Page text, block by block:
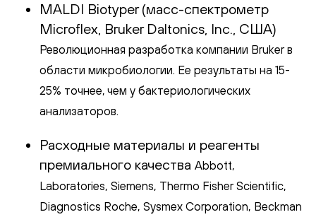
MALDI Biotyper (масс-спектрометр
Microflex, Bruker Daltonics, Inc., США)
Революционная разработка компании Bruker в
области микробиологии. Ее результаты на 15-
25% точнее, чем у бактериологических
анализаторов.
Расходные материалы и реагенты
премиального качества Abbott,
Laboratories, Siemens, Thermo Fisher Scientific,
Diagnostics Roche, Sysmex Corporation, Beckman